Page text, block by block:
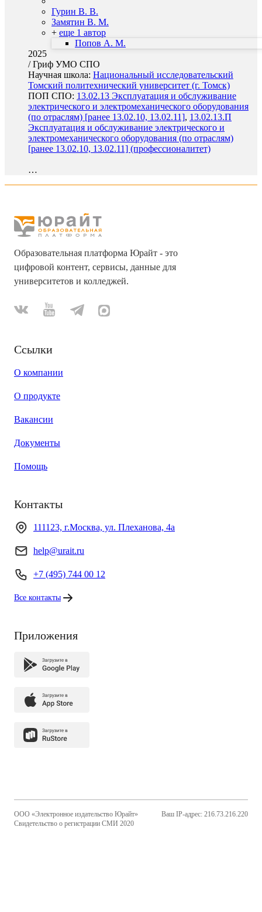
Гурин В. В.
Замятин В. М.
+ еще 1 автор
Попов А. М.
2025
/Гриф УМО СПО
Научная школа: Национальный исследовательский
Томский политехнический университет (г. Томск)
ПОП СПО: 13.02.13 Эксплуатация и обслуживание
электрического и электромеханического оборудования
(по отраслям) [ранее 13.02.10, 13.02.11], 13.02.13.П
Эксплуатация и обслуживание электрического и
электромеханического оборудования (по отраслям)
[ранее 13.02.10, 13.02.11] (профессионалитет)
…
Образовательная платформа Юрайт - это
цифровой контент, сервисы, данные для
университетов и колледжей.
Ссылки
О компании
О продукте
Вакансии
Документы
Помощь
Контакты
111123, г.Москва, ул. Плеханова, 4а
help@urait.ru
+7 (495) 744 00 12
Все контакты
Приложения
ООО «Электронное издательство Юрайт»
Свидетельство о регистрации СМИ 2020
Ваш IP-адрес: 216.73.216.220